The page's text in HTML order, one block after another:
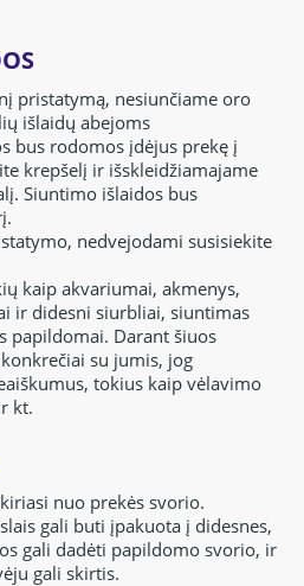
pristatymą, nesiunčiame oro
išlaidų abejoms
bus rodomos įdėjus prekę į
krepšelį ir išskleidžiamajame
Siuntimo išlaidos bus
nedvejodami susisiekite
kaip akvariumai, akmenys,
ir didesni siurbliai, siuntimas
papildomai. Darant šiuos
su jumis, jog
tokius kaip vėlavimo
kt.
nuo prekės svorio.
gali buti įpakuota į didesnes,
gali dadėti papildomo svorio, ir
gali skirtis.